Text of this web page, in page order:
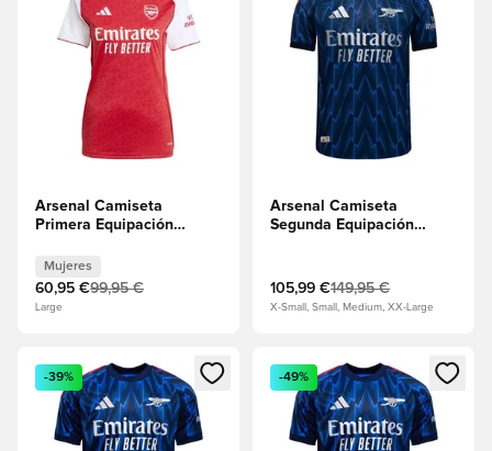
Arsenal Camiseta
Primera Equipación
Mujeres
60,95 €99,95 €
Large
Arsenal Camiseta
Segunda Equipación
105,99 €149,95 €
X-Small, Small, Medium, XX-Large
Abre un modal para iniciar sesión o registrarse como
-39%
Abre un modal para iniciar
-49%